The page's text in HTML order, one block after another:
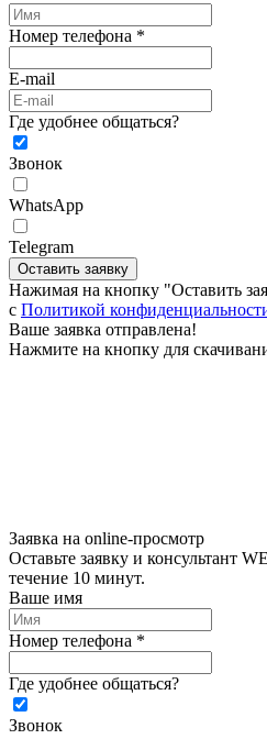
Номер телефона *
E-mail
Где удобнее общаться?
Звонок
WhatsApp
Telegram
Оставить заявку
Нажимая на кнопку "Оставить
c Политикой
Ваше заявка отправлена!
Нажмите на кнопку для
Заявка на online-просмотр
Оставьте заявку и консультант
течение 10 минут.
Ваше имя
Номер телефона *
Где удобнее общаться?
Звонок